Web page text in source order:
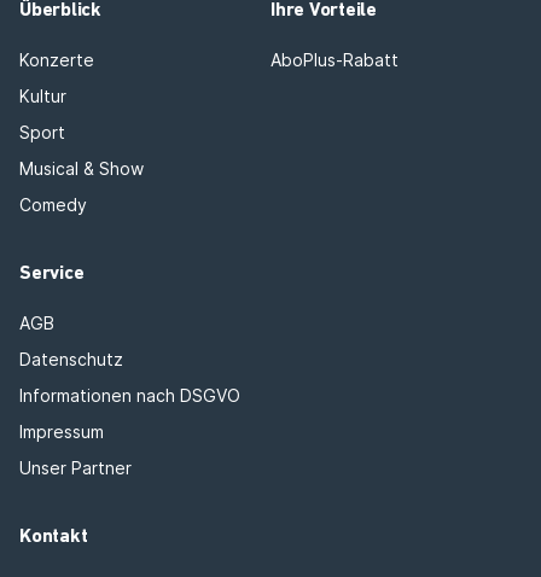
Überblick
Konzerte
Kultur
Sport
Musical & Show
Comedy
Ihre Vorteile
AboPlus-Rabatt
Service
AGB
Datenschutz
Informationen nach DSGVO
Impressum
Unser Partner
Kontakt